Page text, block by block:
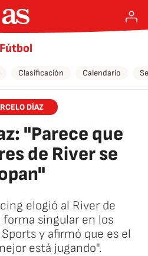
Fútbol
Clasificación Calendario
DÍAZ
"Parece que
de River se
elogió al River de
forma singular en los
y afirmó que es el
está jugando".